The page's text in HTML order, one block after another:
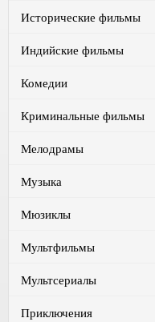
Исторические фильмы
Индийские фильмы
Комедии
Криминальные фильмы
Мелодрамы
Музыка
Мюзиклы
Мультфильмы
Мультсериалы
Приключения